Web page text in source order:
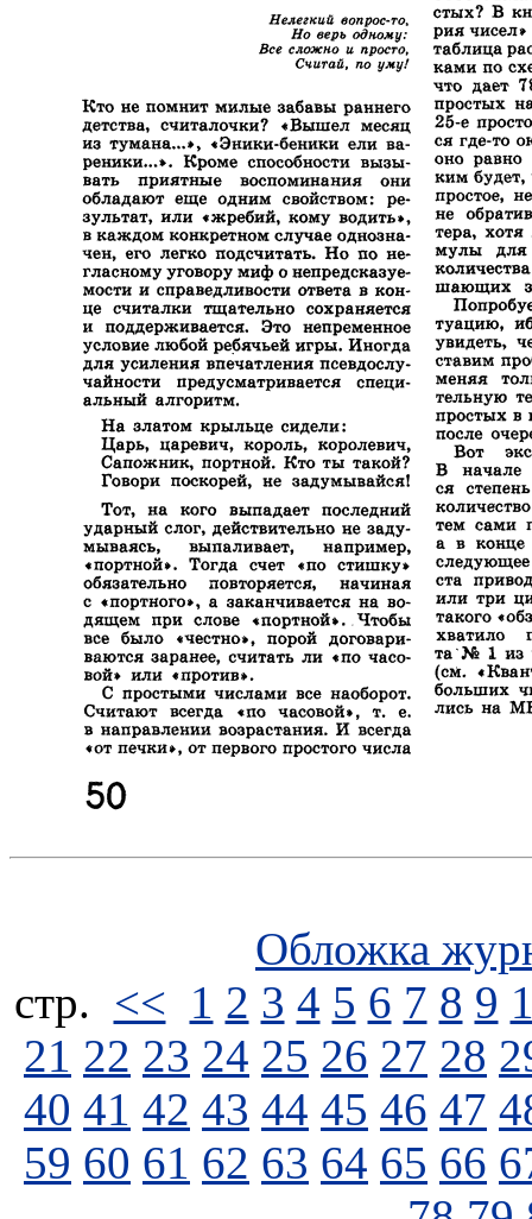
Обложка
стp. << 1 2 3 4 5 6 7 8 9
21 22 23 24 25 26 27 28
40 41 42 43 44 45 46 47
59 60 61 62 63 64 65 66